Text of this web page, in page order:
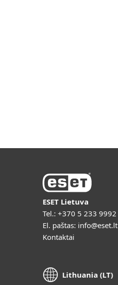
ESET Lietuva
Tel.: +370 5 233 9992
El. paštas: info@eset.lt
Kontaktai
Lithuania (LT)